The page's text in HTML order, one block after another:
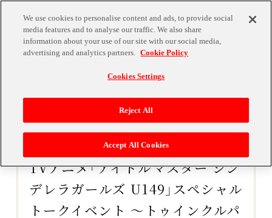
TVアニメ「アイドルマスター シン
デレラガールズ U149」スペシャル
トークイベント ～トゥインクルパ
We use cookies to personalise content and ads, to provide social
media features and to analyse our traffic. We also share
information about your use of our site with our social media,
advertising and analytics partners. Cookie Policy
Cookies Settings
Reject All
Accept All Cookies